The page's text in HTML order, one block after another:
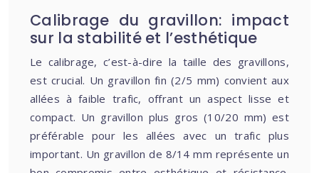
Calibrage du gravillon: impact
sur la stabilité et l’esthétique
Le calibrage, c’est-à-dire la taille des gravillons,
est crucial. Un gravillon fin (2/5 mm) convient aux
allées à faible trafic, offrant un aspect lisse et
compact. Un gravillon plus gros (10/20 mm) est
préférable pour les allées avec un trafic plus
important. Un gravillon de 8/14 mm représente un